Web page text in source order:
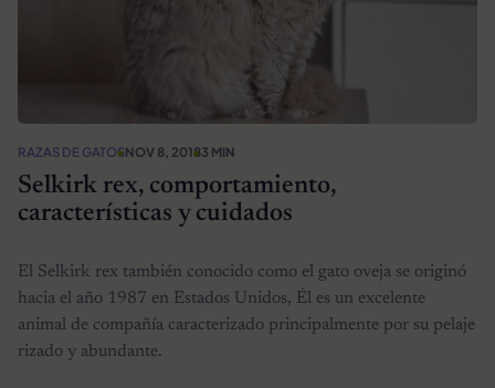
RAZAS DE GATOSNOV 8, 20183 MIN
Selkirk rex, comportamiento,
características y cuidados
El Selkirk rex también conocido como el gato oveja se originó
hacia el año 1987 en Estados Unidos, Él es un excelente
animal de compañía caracterizado principalmente por su pelaje
rizado y abundante.